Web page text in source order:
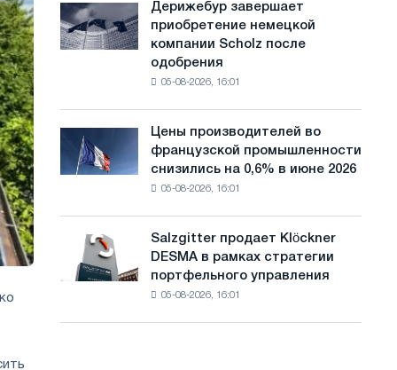
а
й
для
Белгорода
Дерижебур
завершает
приобретение
одобрения
Европейской
Дерижебур завершает
приобретение немецкой
компании Scholz после
одобрения
05-08-2026, 16:01
Цены
производителей
во
0,6%
2026
Цены производителей во
французской промышленности
снизились на 0,6% в июне 2026
05-08-2026, 16:01
Salzgitter
продает
Klöckner
Salzgitter продает Klöckner
DESMA в рамках стратегии
портфельного управления
05-08-2026, 16:01